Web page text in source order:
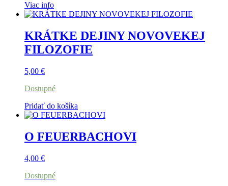
Viac info
KRÁTKE DEJINY NOVOVEKEJ
FILOZOFIE
5,00 €
Dostupné
Pridať do košíka
O FEUERBACHOVI
4,00 €
Dostupné